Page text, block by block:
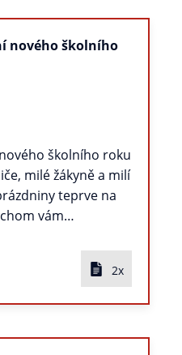
nového školního
školního roku
milé žákyně a milí
teprve na
vám…
2x